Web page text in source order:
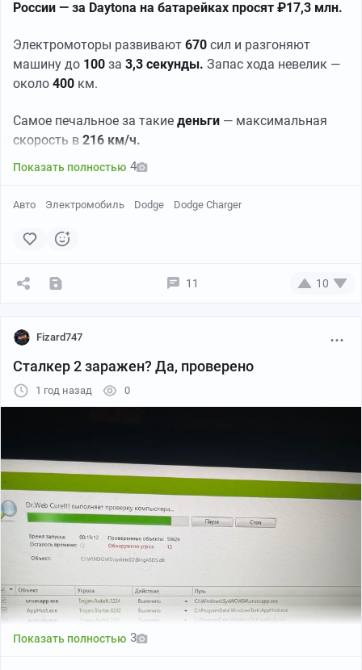
России — за Daytona на батарейках просят ₽17,3 млн.
Электромоторы развивают 670 сил и разгоняют
машину до 100 за 3,3 секунды. Запас хода невелик —
около 400 км.
Самое печальное за такие деньги — максимальная
скорость в 216 км/ч.
Показать полностью 4
Авто Электромобиль Dodge Dodge Charger
11 10
Fizard747
Сталкер 2 заражен? Да, проверено
1 год назад 0
Показать полностью 3